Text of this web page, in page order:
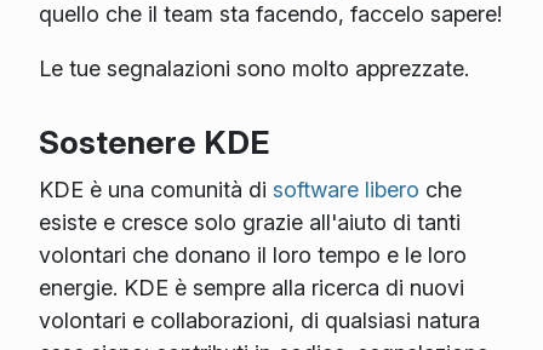
quello che il team sta facendo, faccelo sapere!
Le tue segnalazioni sono molto apprezzate.
Sostenere KDE
KDE è una comunità di software libero che
esiste e cresce solo grazie all'aiuto di tanti
volontari che donano il loro tempo e le loro
energie. KDE è sempre alla ricerca di nuovi
volontari e collaborazioni, di qualsiasi natura